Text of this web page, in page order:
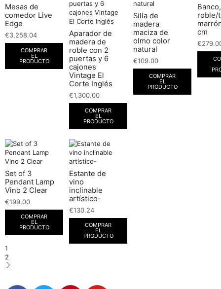
Mesas de
comedor Live
Edge
€3,258.04
COMPRAR
EL
PRODUCTO
Aparador de
madera de
roble con 2
puertas y 6
cajones
Vintage El
Corte Inglés
€1,300.00
COMPRAR
EL
PRODUCTO
Silla de
madera
maciza de
olmo color
natural
€109.00
COMPRAR
EL
PRODUCTO
roble/
cm
€
Set of 3
Pendant Lamp
Vino 2 Clear
€199.00
COMPRAR
EL
PRODUCTO
Estante de
vino
inclinable
artístico-
€130.24
COMPRAR
EL
PRODUCTO
1
2